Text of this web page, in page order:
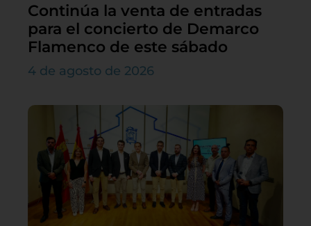
Continúa la venta de entradas
para el concierto de Demarco
Flamenco de este sábado
4 de agosto de 2026